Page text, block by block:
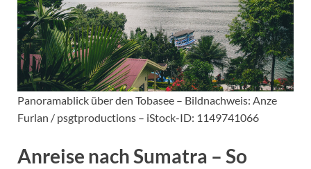
Panoramablick über den Tobasee – Bildnachweis: Anze
Furlan / psgtproductions – iStock-ID: 1149741066
Anreise nach Sumatra – So